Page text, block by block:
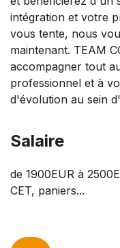
intégration et votre
vous tente, nous
maintenant. TEAM
accompagner tout
professionnel et à
d'évolution au sein
Salaire
de 1900EUR à
CET, paniers...